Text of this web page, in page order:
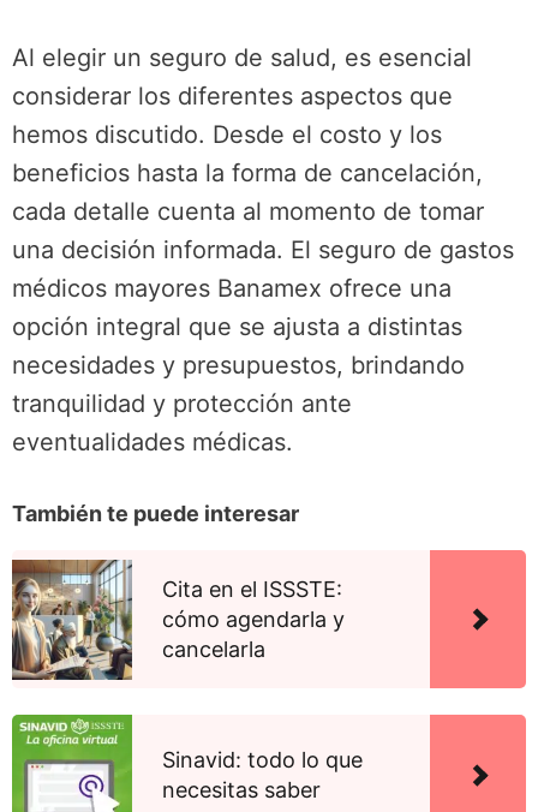
Al elegir un seguro de salud, es esencial
considerar los diferentes aspectos que
hemos discutido. Desde el costo y los
beneficios hasta la forma de cancelación,
cada detalle cuenta al momento de tomar
una decisión informada. El seguro de gastos
médicos mayores Banamex ofrece una
opción integral que se ajusta a distintas
necesidades y presupuestos, brindando
tranquilidad y protección ante
eventualidades médicas.
También te puede interesar
Cita en el ISSSTE:
cómo agendarla y
cancelarla
Sinavid: todo lo que
necesitas saber